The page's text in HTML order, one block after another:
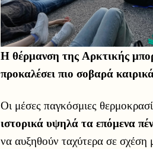
Η θέρμανση της Αρκτικής
προκαλέσει πιο σοβαρά
Οι μέσες παγκόσμιες
ιστορικά υψηλά τα επόμενα
να αυξηθούν ταχύτερα σε σχέση